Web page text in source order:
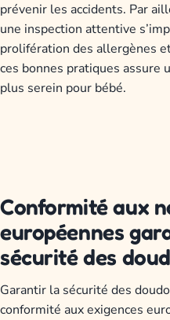
prévenir les accidents. Par
une inspection attentive
prolifération des allergènes
ces bonnes pratiques assure
plus serein pour bébé.
Conformité aux
européennes
sécurité des
Garantir la sécurité des
conformité aux exigences